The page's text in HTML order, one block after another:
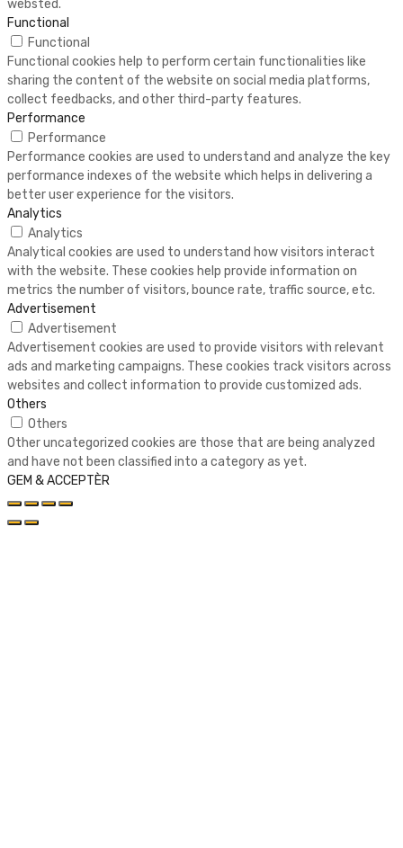
websted.
Functional
Functional
Functional cookies help to perform certain functionalities like
sharing the content of the website on social media platforms,
collect feedbacks, and other third-party features.
Performance
Performance
Performance cookies are used to understand and analyze the key
performance indexes of the website which helps in delivering a
better user experience for the visitors.
Analytics
Analytics
Analytical cookies are used to understand how visitors interact
with the website. These cookies help provide information on
metrics the number of visitors, bounce rate, traffic source, etc.
Advertisement
Advertisement
Advertisement cookies are used to provide visitors with relevant
ads and marketing campaigns. These cookies track visitors across
websites and collect information to provide customized ads.
Others
Others
Other uncategorized cookies are those that are being analyzed
and have not been classified into a category as yet.
GEM & ACCEPTÈR